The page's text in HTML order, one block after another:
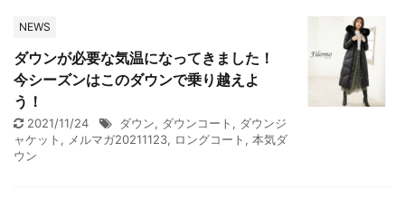
NEWS
ダウンが必要な気温になってきました！
今シーズンはこのダウンで乗り越えよ
う！
2021/11/24 ダウン, ダウンコート , ダウンジ
ャケット , メルマガ20211123, ロングコート , 本気ダ
ウン